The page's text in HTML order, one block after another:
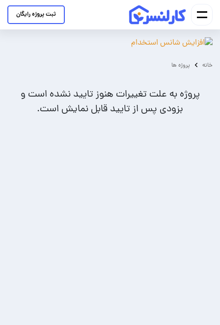
ثبت پروژه رایگان
خانه پروژه ها
پروژه به علت تغییرات هنوز تایید نشده است و
بزودی پس از تایید قابل نمایش است.